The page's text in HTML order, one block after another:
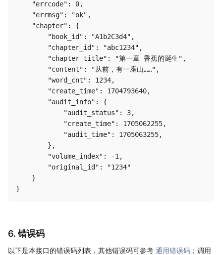
    "errcode": 0,
    "errmsg": "ok",
    "chapter": {
        "book_id": "A1b2C3d4",
        "chapter_id": "abc1234",
        "chapter_title": "第一章 香蕉的诞生",
        "content": "从前，有一座山……",
        "word_cnt": 1234,
        "create_time": 1704793640,
        "audit_info": {
            "audit_status": 3,
            "create_time": 1705062255,
            "audit_time": 1705063255,
        },
        "volume_index": -1,
        "original_id": "1234"
    }
6. 错误码
以下是本接口的错误码列表，其他错误码可参考 通用错误码 ；调用